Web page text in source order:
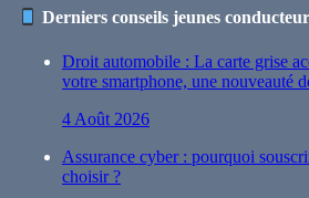
Derniers conseils jeunes
Droit automobile : La carte grise
votre smartphone, une nouveauté
4 Août 2026
Assurance cyber : pourquoi
choisir ?